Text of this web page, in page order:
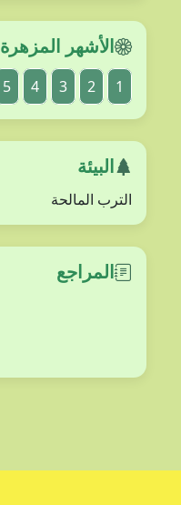
الأشهر المزهرة
1
2
3
4
5
البيئة
الترب المالحة
المراجع